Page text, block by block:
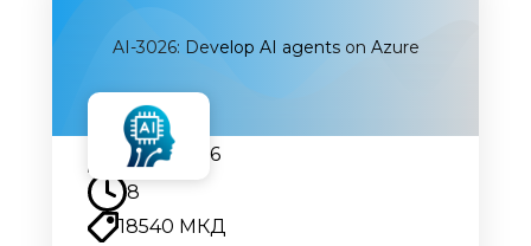
AI-3026: Develop AI agents on Azure
17.08.2026
8
18540 МКД